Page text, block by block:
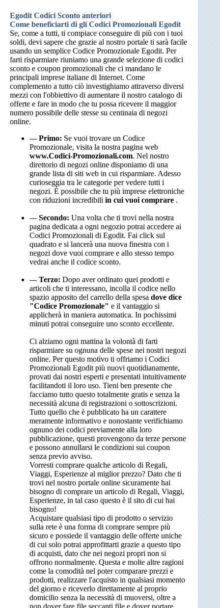
Egodit Codici Sconto anteriori
Come beneficiarti di gli Codici Promozionali Egodit
Se, come a tutti, ti compiace conseguire di più con i tuoi
soldi, devi sapere che grazie al nostro portale ti sarà facile
usando un semplice Codice Promozionale Egodit. Per
farti risparmiare riuniamo una grande selezione di codici
sconto e coupon promozionali che ci mandano le
principali imprese italiane di Internet. Come
complemento a tutto ciò investighiamo attraverso diversi
mezzi con l'obbiettivo di aumentare il nostro catalogo di
offerte e fare in modo che tu possa ricevere il maggior
numero possibile delle stesse su centinaia di negozi
online.
--- Primo: Se vuoi trovare un Codice
Promozionale, visita la nostra pagina web
www.Codici-Promozionali.com. Nel nostro
direttorio di negozi online disponiamo di una
grande lista di siti web in cui risparmiare. Adesso
curioseggia tra le categorie per vedere tutti i
negozi. È possibile che tu più imprese elettroniche
con riduzioni incredibili in cui vuoi comprare .
--- Secondo: Una volta che ti trovi nella nostra
pagina dedicata a ogni negozio potrai accedere ai
Codici Promozionali di Egodit. Fai click sul
quadrato e si lancerà una nuova finestra con i
negozi dove vuoi comprare e allo stesso tempo
vedrai anche il codice sconto.
--- Terzo: Dopo aver ordinato quei prodotti e
articoli che ti interessano, incolla il codice nello
spazio apposito del carrello della spesa dove dice
"Codice Promozionale" e il vantaggio si
applicherà in maniera automatica. In pochissimi
minuti potrai conseguire uno sconto eccellente.
Ci alziamo ogni mattina la volontà di farti
risparmiare su ognuna delle spese nei nostri negozi
online. Per questo motivo ti offriamo i Codici
Promozionali Egodit più nuovi quotidianamente,
provati dai nostri esperti e presentati intuitivamente
facilitandoti il loro uso. Tieni ben presente che
facciamo tutto questo totalmente gratis e senza la
necessità alcuna di registrazioni o sottoscrizioni.
Tutto quello che è pubblicato ha un carattere
meramente informativo e nonostante verifichiamo
ognuno dei codici previamente alla loro
pubblicazione, questi provengono da terze persone
e possono annullarsi le condizioni sui coupon
senza previo avviso.
Vorresti comprare qualche articolo di Regali,
Viaggi, Esperienze al miglior prezzo? Dato che ti
trovi nel nostro portale online sicuramente hai
bisogno di comprare un articolo di Regali, Viaggi,
Esperienze, in tal caso questo è il sito di cui hai
bisogno!
Acquistare qualsiasi tipo di prodotto o servizio
sulla rete è una forma di comprare sempre più
sicuro e possiede il vantaggio delle offerte uniche
di cui solo potrai approfittarti grazie a questo tipo
di acquisti, dato che nei negozi propri non si
offrono normalmente. Questa e molte altre ragioni
come la comodità nel poter comparare prezzi e
prodotti, realizzare l'acquisto in qualsiasi momento
del giorno e riceverlo direttamente al proprio
domicilio senza la necessità di muoversi, oltre a
non dover fare file seccanti file e dover portare